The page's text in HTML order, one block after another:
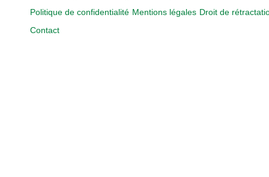
Politique de confidentialité Mentions légales Droit de
Contact